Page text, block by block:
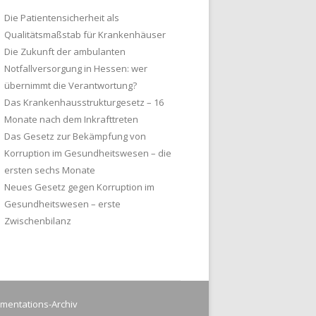
Die Patientensicherheit als
Qualitätsmaßstab für Krankenhäuser
Die Zukunft der ambulanten
Notfallversorgung in Hessen: wer
übernimmt die Verantwortung?
Das Krankenhausstrukturgesetz – 16
Monate nach dem Inkrafttreten
Das Gesetz zur Bekämpfung von
Korruption im Gesundheitswesen – die
ersten sechs Monate
Neues Gesetz gegen Korruption im
Gesundheitswesen – erste
Zwischenbilanz
Archiv